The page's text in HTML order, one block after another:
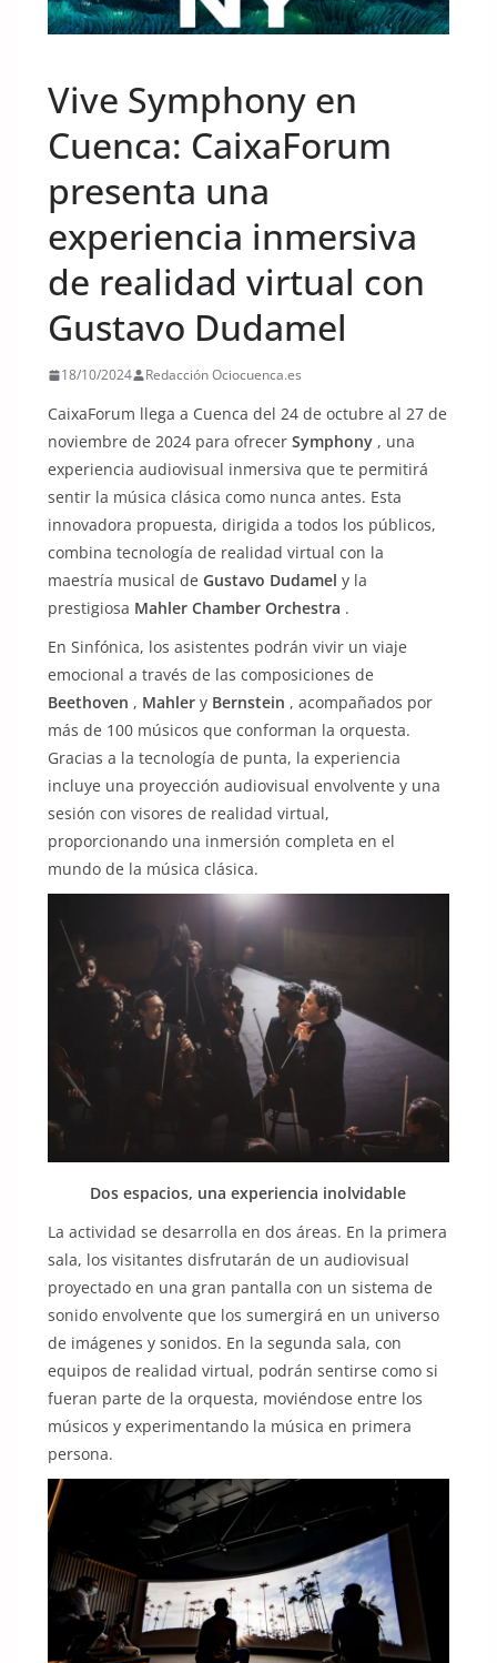
Vive Symphony en
Cuenca: CaixaForum
presenta una
experiencia inmersiva
de realidad virtual con
Gustavo Dudamel
18/10/2024 Redacción Ociocuenca.es
CaixaForum llega a Cuenca del 24 de octubre al 27 de
noviembre de 2024 para ofrecer Symphony, una
experiencia audiovisual inmersiva que te permitirá
sentir la música clásica como nunca antes. Esta
innovadora propuesta, dirigida a todos los públicos,
combina tecnología de realidad virtual con la
maestría musical de Gustavo Dudamel y la
prestigiosa Mahler Chamber Orchestra .
En Sinfónica, los asistentes podrán vivir un viaje
emocional a través de las composiciones de
Beethoven , Mahlery Bernstein , acompañados por
más de 100 músicos que conforman la orquesta.
Gracias a la tecnología de punta, la experiencia
incluye una proyección audiovisual envolvente y una
sesión con visores de realidad virtual,
proporcionando una inmersión completa en el
mundo de la música clásica.
Dos espacios, una experiencia inolvidable
La actividad se desarrolla en dos áreas. En la primera
sala, los visitantes disfrutarán de un audiovisual
proyectado en una gran pantalla con un sistema de
sonido envolvente que los sumergirá en un universo
de imágenes y sonidos. En la segunda sala, con
equipos de realidad virtual, podrán sentirse como si
fueran parte de la orquesta, moviéndose entre los
músicos y experimentando la música en primera
persona.